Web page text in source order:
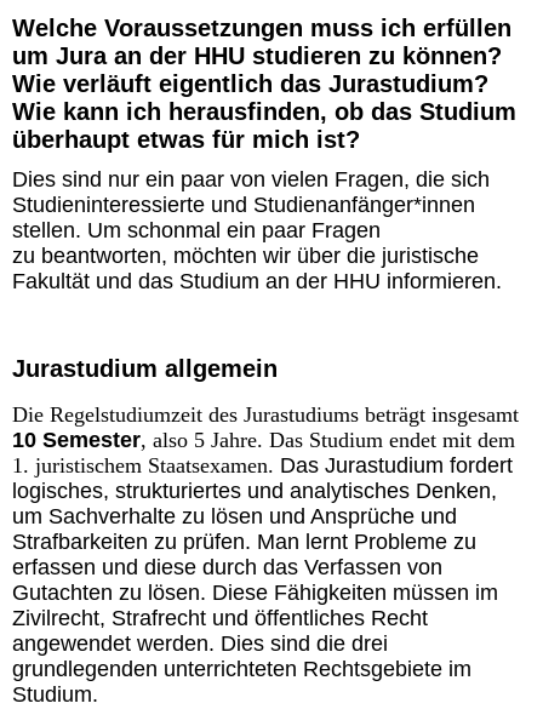
Welche Voraussetzungen muss ich erfüllen
um Jura an der HHU studieren zu können?
Wie verläuft eigentlich das Jurastudium?
Wie kann ich herausfinden, ob das Studium
überhaupt etwas für mich ist?
Dies sind nur ein paar von vielen Fragen, die sich
Studieninteressierte und Studienanfänger*innen
stellen. Um schonmal ein paar Fragen
zu beantworten, möchten wir über die juristische
Fakultät und das Studium an der HHU informieren.
Jurastudium allgemein
Die Regelstudiumzeit des Jurastudiums beträgt insgesamt
10 Semester, also 5 Jahre. Das Studium endet mit dem
1. juristischem Staatsexamen. Das Jurastudium fordert
logisches, strukturiertes und analytisches Denken,
um Sachverhalte zu lösen und Ansprüche und
Strafbarkeiten zu prüfen. Man lernt Probleme zu
erfassen und diese durch das Verfassen von
Gutachten zu lösen. Diese Fähigkeiten müssen im
Zivilrecht, Strafrecht und öffentliches Recht
angewendet werden. Dies sind die drei
grundlegenden unterrichteten Rechtsgebiete im
Studium.